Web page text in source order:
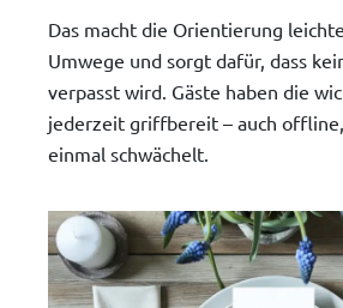
Das macht die Orientierung
Umwege und sorgt dafür, dass
verpasst wird. Gäste haben die
jederzeit griffbereit – auch
einmal schwächelt.